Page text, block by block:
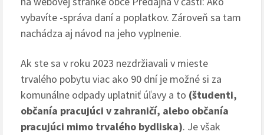
vybavíte -správa daní a poplatkov. Zároveň sa tam
nachádza aj návod na jeho vyplnenie.
Ak ste sa v roku 2023 nezdržiavali v mieste
trvalého pobytu viac ako 90 dní je možné si za
komunálne odpady uplatniť úľavy a to (študenti,
občanía pracujúci v zahraničí, alebo občanía
pracujúci mimo trvalého bydliska). Je však